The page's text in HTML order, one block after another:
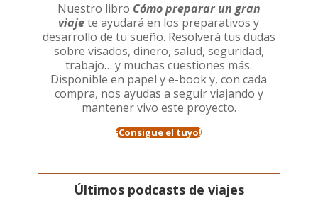
Nuestro libro Cómo preparar un gran
viajete ayudará en los preparativos y
desarrollo de tu sueño. Resolverá tus dudas
sobre visados, dinero, salud, seguridad,
trabajo… y muchas cuestiones más.
Disponible en papel y e-book y, con cada
compra, nos ayudas a seguir viajando y
mantener vivo este proyecto.
¡Consigue el tuyo!
Últimos podcasts de viajes